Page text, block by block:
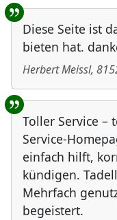
Diese Seite ist
bieten hat.
Herbert Meissl,
Toller Service –
Service-
einfach hilft,
kündigen.
Mehrfach
begeistert.